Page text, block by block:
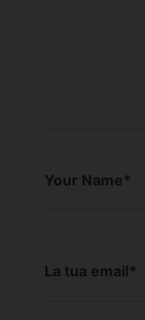
Your Name*
La tua email*